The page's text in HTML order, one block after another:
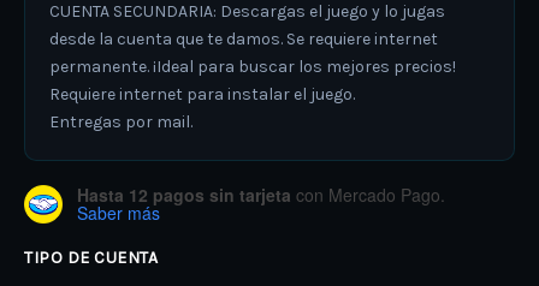
CUENTA SECUNDARIA: Descargas el juego y lo jugas
desde la cuenta que te damos. Se requiere internet
permanente. ¡Ideal para buscar los mejores precios!
Requiere internet para instalar el juego.
Entregas por mail.
Hasta 12 pagos sin tarjeta con Mercado Pago.
Saber más
TIPO DE CUENTA